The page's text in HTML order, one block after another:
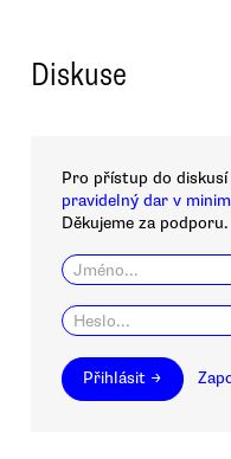
Diskuse
Pro přístup do diskusí
pravidelný dar v
Děkujeme za podporu.
Přihlásit →